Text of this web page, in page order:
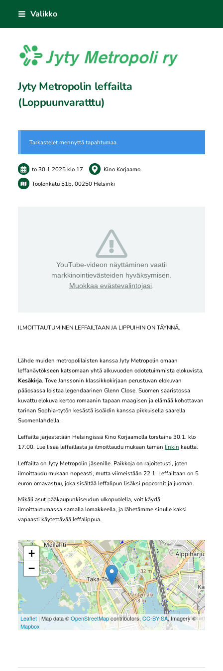
sisältöön
Valikko
Jyty Metropoli ry
Jyty Metropolin leffailta
(Loppuunvaratttu)
Tarkastelet mennyttä tapahtumaa.
to 30.1.2025klo 17
Kino Korjaamo
Töölönkatu 51b, 00250 Helsinki
YouTube-videon näyttäminen vaatii
markkinointievästeiden hyväksymisen.
Muokkaa evästevalintojasi.
ILMOITTAUTUMINEN LEFFAILTAAN JA LIPPUIHIN ON TÄYNNÄ.
Lähde muiden metropolilaisten kanssa Jyty Metropolin omaan
leffanäytökseen katsomaan yhtä alkuvuoden odotetuimmista elokuvista,
Kesäkirja. Tove Janssonin klassikkokirjaan perustuvan elokuvan
pääosassa loistaa legendaarinen Glenn Close. Suomen saaristossa
kuvattu elokuva kertoo romaanin tapaan maagisen ja elämää kohottavan
tarinan Sophia-tytön kesästä isoäidin kanssa pikkuisella saarella
Suomenlahdella.
Leffailta järjestetään Helsingissä Kino Korjaamolla torstaina 30.1. klo
17.00. Lue lisää leffaillasta ja ilmoittaudu mukaan tämän linkin kautta.
Leffailta on Jyty Metropolin jäsenille. Paikkoja on rajoitetusti, joten
ilmoittaudu mukaan nopeasti, mutta viimeistään 22.1. Leffailtaan on 5
euron omavastuu, joka sisältää leffalipun lisäksi popcornit ja juoman.
Mikäli asut pääkaupunkiseudun ulkopuolella, voit käydä
ilmoittautumassa samalla lomakkeella, ja lähetämme sinulle kaksi
vapaasti käytettävää leffalippua.
+
−
Leaflet| Map data ©OpenStreetMapcontributors,CC-BY-SA, Imagery ©
Mapbox